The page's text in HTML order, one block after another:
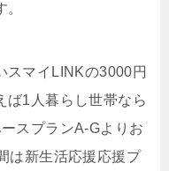
スマイLINKの3000円
ば1人暮らし世帯なら
スプランA-Gよりお
は新生活応援応援プ